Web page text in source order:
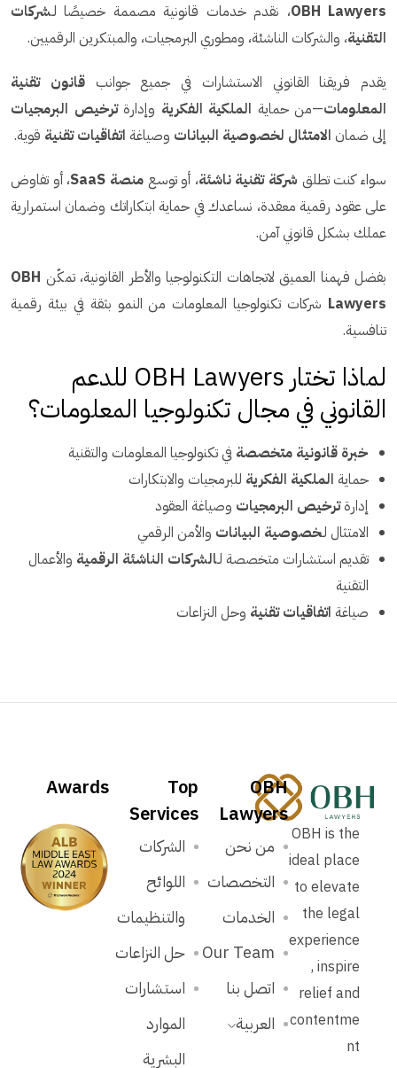
OBH Lawyers، نقدم خدمات قانونية مصممة خصيصًا لـشركات
التقنية، والشركات الناشئة، ومطوري البرمجيات، والمبتكرين الرقميين.
يقدم فريقنا القانوني الاستشارات في جميع جوانبقانون تقنية
المعلومات—من حماية الملكية الفكرية وإدارةترخيص البرمجيات
إلى ضمان الامتثال لخصوصية البيانات وصياغة اتفاقيات تقنية قوية.
سواء كنت تطلق شركة تقنية ناشئة، أو توسعمنصة SaaS
، أو تفاوض
على عقود رقمية معقدة، نساعدك في حماية ابتكاراتك وضمان استمرارية
عملك بشكل قانوني آمن.
بفضل فهمنا العميق لاتجاهات التكنولوجيا والأطر القانونية، تمكّن OBH
Lawyers شركات تكنولوجيا المعلومات من النمو بثقة في بيئة رقمية
تنافسية.
لماذا تختار OBH Lawyers للدعم
القانوني في مجال تكنولوجيا المعلومات؟
خبرة قانونية متخصصة في تكنولوجيا المعلومات والتقنية
حماية الملكية الفكرية للبرمجيات والابتكارات
إدارةترخيص البرمجيات وصياغة العقود
الامتثال لـخصوصية البيانات والأمن الرقمي
تقديم استشارات متخصصة لـالشركات الناشئة الرقمية والأعمال
التقنية
صياغة اتفاقيات تقنية وحل النزاعات
OBH is the
ideal place
to elevate
the legal
experience
, inspire
relief and
contentme
nt
OBH
Lawyers
من نحن
التخصصات
الخدمات
Our Team
اتصل بنا
العربية
Top
Services
الشركات
اللوائح
والتنظيمات
حل النزاعات
استشارات
الموارد
البشرية
Awards